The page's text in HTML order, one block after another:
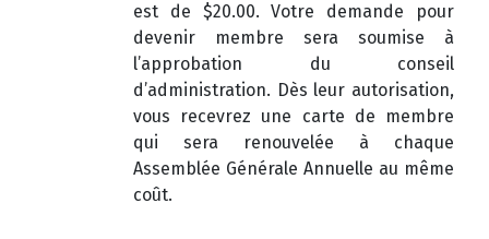
est de $20.00. Votre demande pour
devenir membre sera soumise à
l’approbation du conseil
d’administration. Dès leur autorisation,
vous recevrez une carte de membre
qui sera renouvelée à chaque
Assemblée Générale Annuelle au même
coût.